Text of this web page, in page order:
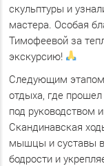
скульптуры и
мастера. Особая
Тимофеевой за
экскурсию!
Следующим этапом
отдыха, где
под руководством
Скандинавская
мышцы и суставы в
бодрости и